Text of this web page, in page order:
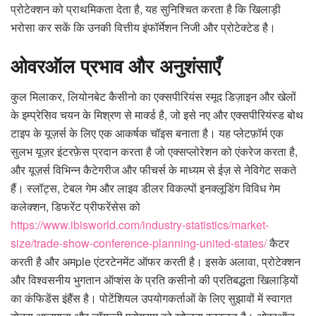
प्रोटेक्शन को प्राथमिकता देता है, यह सुनिश्चित करता है कि खिलाड़ी
भरोसा कर सकें कि उनकी वित्तीय इंफॉर्मेशन निजी और प्रोटेक्टेड है।
ओवरऑल प्रभाव और अनुशंसाएँ
कुल मिलाकर, लियोनबेट कैसीनो का एक्सपीरियंस स्मूद डिज़ाइन और खेलों
के इम्प्रेसिव चयन के मिश्रण से मार्क्ड है, जो इसे नए और एक्सपीरियंस्ड बोथ
टाइप के यूज़र्स के लिए एक आकर्षक चॉइस बनाता है। यह प्लेटफ़ॉर्म एक
सुलभ यूज़र इंटरफ़ेस प्रदान करता है जो एक्सप्लोरेशन को एंकरेज करता है,
और यूज़र्स विभिन्न कैटेगरीज और फीचर्स के माध्यम से ईज़ से नेविगेट सकते
हैं। स्लॉट्स, टेबल गेम और लाइव डीलर विकल्पों इनक्लूडिंग विविध गेम
कलेक्शन, डिफरेंट प्रीफरेंसेस को
https://www.ibisworld.com/industry-statistics/market-
size/trade-show-conference-planning-united-states/कैटर
करती है और अमple एंटरटेनमेंट ऑफर करती है। इसके अलावा, प्रोटेक्शन
और विश्वसनीय भुगतान ऑप्शंस के प्रति कसीनो की प्रतिबद्धता खिलाड़ियों
का कंफिडेंस इंहैंस है। पोटेंशियल उपयोगकर्ताओं के लिए सुझावों में स्वागत